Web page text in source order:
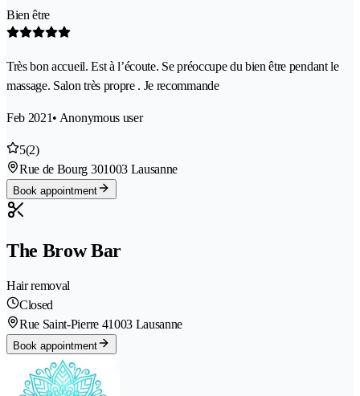
Bien être
Très bon accueil. Est à l’écoute. Se préoccupe du bien être pendant le
massage. Salon très propre . Je recommande
Feb 2021• Anonymous user
5(2)
Rue de Bourg 301003 Lausanne
Book appointment
The Brow Bar
Hair removal
Closed
Rue Saint-Pierre 41003 Lausanne
Book appointment